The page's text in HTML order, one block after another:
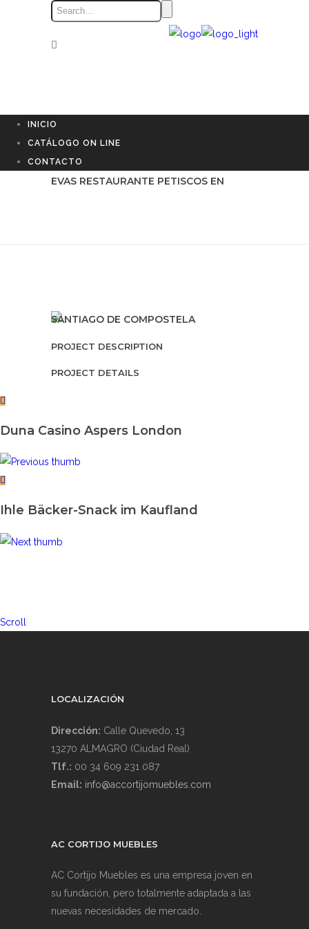
INICIO
CATÁLOGO ON LINE
CONTACTO
EVAS RESTAURANTE PETISCOS EN
SANTIAGO DE COMPOSTELA
PROJECT DESCRIPTION
PROJECT DETAILS
Duna Casino Aspers London
Ihle Bäcker-Snack im Kaufland
Scroll
LOCALIZACIÓN
Dirección: Calle Quevedo, 13
13270 ALMAGRO (Ciudad Real)
Tlf.: 00 34 609 231 087
Email: info@accortijomuebles.com
AC CORTIJO MUEBLES
AC Cortijo Muebles es una empresa joven en
su fundación, pero totalmente adaptada a las
nuevas necesidades de mercado.